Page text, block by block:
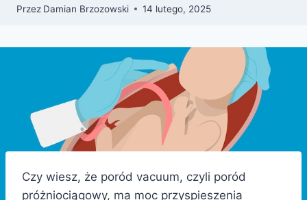
Przez Damian Brzozowski 14 lutego, 2025
Czy wiesz, że poród vacuum, czyli poród
próżniociągowy, ma moc przyspieszenia